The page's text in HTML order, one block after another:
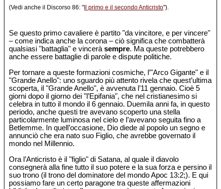
(Vedi anche il Discorso 86: " Il primo e il secondo Anticristo").
Se questo primo cavaliere è partito "da vincitore, e per vincere"
– come indica anche la corona – ciò significa che combatterà
qualsiasi "battaglia" e vinceràsempre. Ma queste potrebbero
anche essere battaglie di parole e dispute politiche.
Per tornare a queste formazioni cosmiche, l’"Arco Gigante" e il
"Grande Anello": uno sguardo più attento rivela che quest’ultima
scoperta, il "Grande Anello", è avvenuta l’11 gennaio. Cioè 5
giorni dopo il giorno dei "l’Epifania", che nel cristianesimo si
celebra in tutto il mondo il 6 gennaio. Duemila anni fa, in questo
periodo, anche questi tre avevano scoperto una stella
particolarmente luminosa nel cielo e l’avevano seguita fino a
Betlemme. In quell’occasione, Dio diede al popolo un segno e
annunciò che era nato suo Figlio, che avrebbe governato il
mondo nel Millennio.
Ora l’Anticristo è il "figlio" di Satana, al quale il diavolo
consegnerà alla fine tutto il suo potere e la sua forza e persino il
suo trono (il trono del dominatore del mondo Apoc 13:2;). E qui
possiamo fare un certo paragone tra queste affermazioni